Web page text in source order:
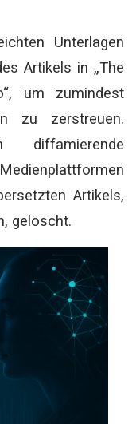
Unterlagen
Artikels in „The
um zumindest
zu zerstreuen.
diffamierende
Artikels,
gelöscht.